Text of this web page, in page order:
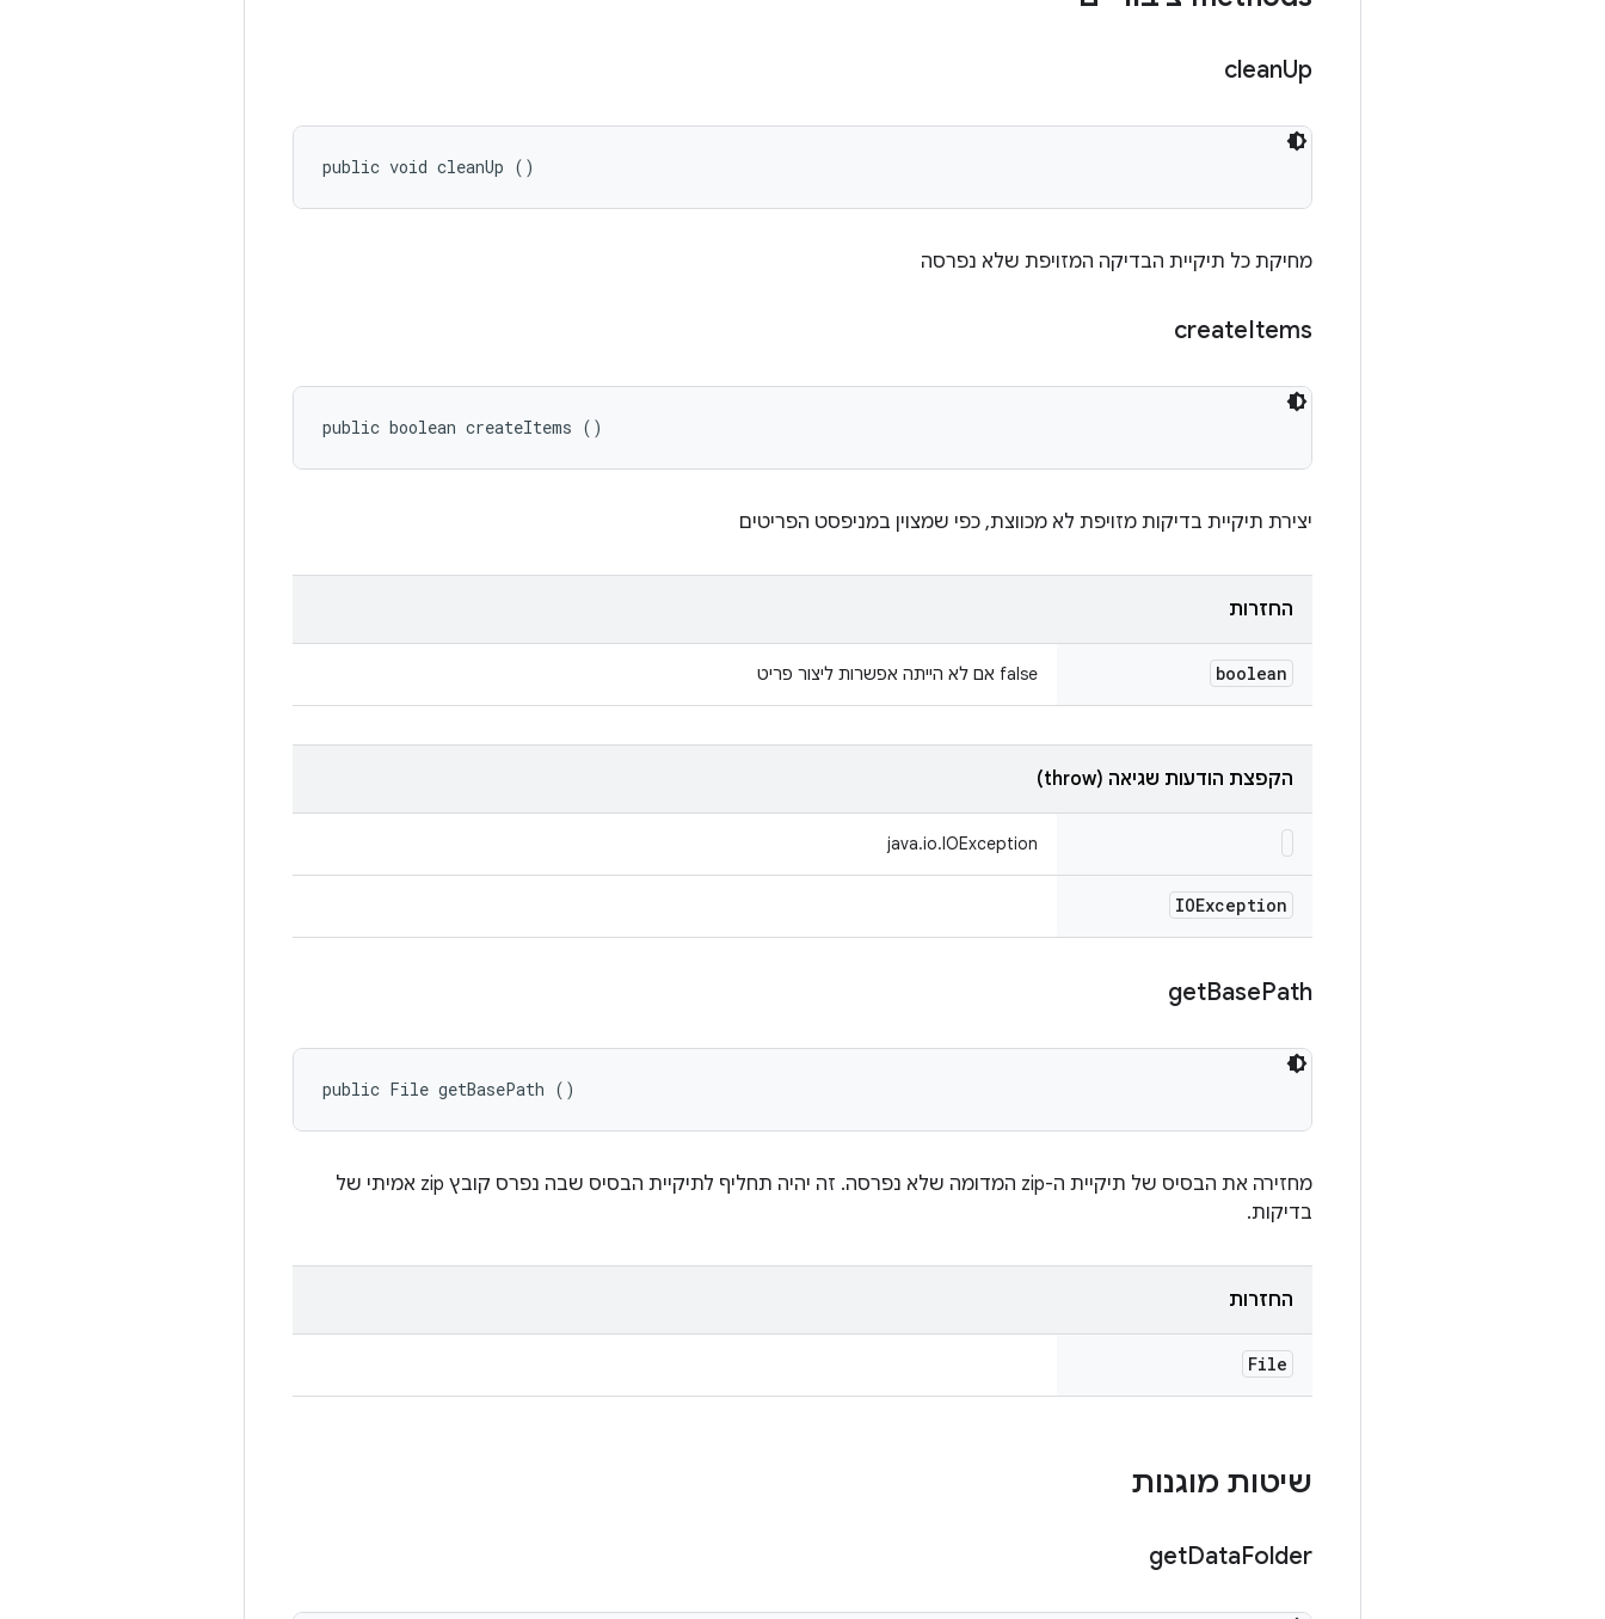
cleanUp
public void cleanUp ()
מחיקת כל תיקיית הבדיקה המזויפת שלא נפרסה
createItems
public boolean createItems ()
יצירת תיקיית בדיקות מזויפת לא מכווצת, כפי שמצוין במניפסט הפריטים
החזרות
boolean ‫false אם לא הייתה אפשרות ליצור פריט
הקפצת הודעות שגיאה (throw)
java.io.IOException
IOException
getBasePath
public File getBasePath ()
מחזירה את הבסיס של תיקיית ה-zip המדומה שלא נפרסה. זה יהיה תחליף לתיקיית הבסיס שבה נפרס קובץ zip אמיתי של
בדיקות.
החזרות
File
שיטות מוגנות
getDataFolder